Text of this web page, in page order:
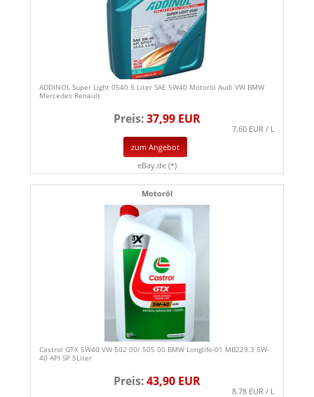
ADDINOL Super Light 0540 5 Liter SAE 5W40 Motoröl Audi VW BMW
Mercedes Renault
Preis:37,99 EUR
7.60 EUR / L
zum Angebot
eBay.de (*)
Motoröl
Castrol GTX 5W40 VW 502 00/ 505 00 BMW Longlife-01 MB229.3 5W-
40 API SP 5Liter
Preis:43,90 EUR
8.78 EUR / L